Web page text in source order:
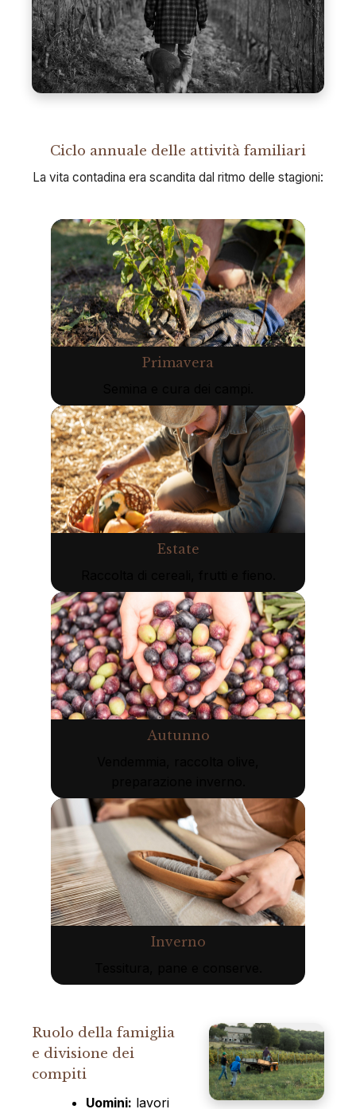
Ciclo annuale delle attività familiari
La vita contadina era scandita dal ritmo delle stagioni:
Primavera
Estate
Autunno
Inverno
Ruolo della famiglia
e divisione dei
compiti
Uomini: lavori